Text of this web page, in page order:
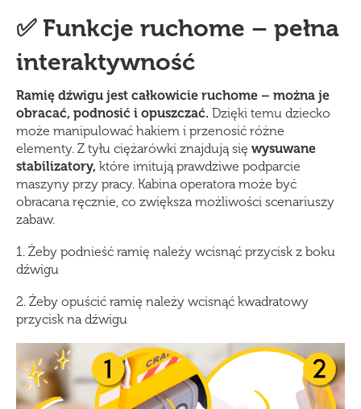
✅ Funkcje ruchome – pełna
interaktywność
Ramię dźwigu jest całkowicie ruchome – można je
obracać, podnosić i opuszczać. Dzięki temu dziecko
może manipulować hakiem i przenosić różne
elementy. Z tyłu ciężarówki znajdują się wysuwane
stabilizatory, które imitują prawdziwe podparcie
maszyny przy pracy. Kabina operatora może być
obracana ręcznie, co zwiększa możliwości scenariuszy
zabaw.
1. Żeby podnieść ramię należy wcisnąć przycisk z boku
dźwigu
2. Żeby opuścić ramię należy wcisnąć kwadratowy
przycisk na dźwigu